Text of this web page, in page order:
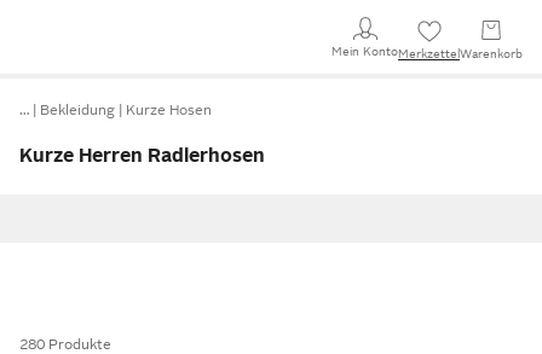
Mein KontoMerkzettel Warenkorb
… Bekleidung Kurze Hosen
Kurze Herren Radlerhosen
280 Produkte